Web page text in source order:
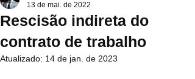
Rescisão indireta do
contrato de trabalho
13 de mai. de 2022
Atualizado: 14 de jan. de 2023